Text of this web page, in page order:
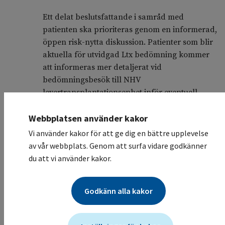
Ett delat beslutsfattande i samråd med
patienten ska prioriteras genom en informerad,
öppen risk-nytta diskussion. Patienter som blir
aktuella för utvidgad Ltx bedömning kommer
att informeras mer detaljerat vid
bedömningsbesök till NHV
levertransplantationsenhet inför eventuell
2. Onkologisk behandling –
induktionsbehandling och
bridging
Plan för induktionsbehandling i
tumörkontrollerande syfte
Patienten bör behandlas med primärt syfte att
uppnå bästa möjliga tumörkrympande effekt
Webbplatsen använder kakor
Vi använder kakor för att ge dig en bättre upplevelse
av vår webbplats. Genom att surfa vidare godkänner
du att vi använder kakor.
Godkänn alla kakor